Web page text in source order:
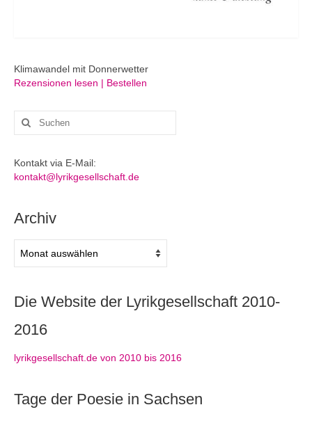
Klimawandel mit Donnerwetter
Rezensionen lesen | Bestellen
Suchen
nach:
Kontakt via E-Mail:
kontakt@lyrikgesellschaft.de
Archiv
Die Website der Lyrikgesellschaft 2010-
2016
lyrikgesellschaft.de von 2010 bis 2016
Tage der Poesie in Sachsen